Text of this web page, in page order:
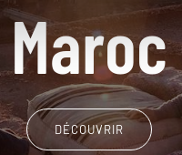
Maroc
DÉCOUVRIR